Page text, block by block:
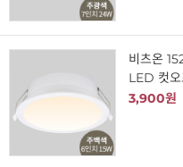
비츠온
LED 컷
3,900원